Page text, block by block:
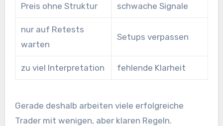
Preis ohne Struktur schwache Signale
nur auf Retests
warten
Setups verpassen
zu viel Interpretation fehlende Klarheit
Gerade deshalb arbeiten viele erfolgreiche
Trader mit wenigen, aber klaren Regeln.